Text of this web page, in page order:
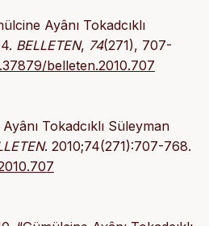
Ayânı Tokadcıklı
BELLETEN, 74(271), 707-
belleten.2010.707
Tokadcıklı Süleyman
. 2010;74(271):707-768.